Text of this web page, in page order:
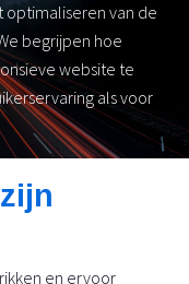
van de
begrijpen hoe
website te
als voor
en ervoor